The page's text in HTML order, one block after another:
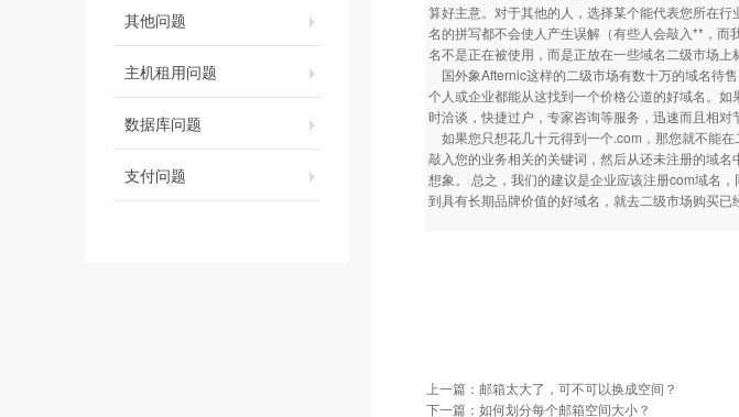
其他问题
主机租用问题
数据库问题
支付问题
算好主意。对于其他的人，选择某个能代表您所在
名的拼写都不会使人产生误解（有些人会敲入**，
名不是正在被使用，而是正放在一些域名二级市场上
国外象Afternic这样的二级市场有数十万的域名待
个人或企业都能从这找到一个价格公道的好域名。
时洽谈，快捷过户，专家咨询等服务，迅速而且相对
如果您只想花几十元得到一个.com，那您就不能
敲入您的业务相关的关键词，然后从还未注册的域
想象。 总之，我们的建议是企业应该注册com域名
到具有长期品牌价值的好域名，就去二级市场购买已
上一篇： 邮箱太大了，可不可以换成空间？
下一篇： 如何划分每个邮箱空间大小？